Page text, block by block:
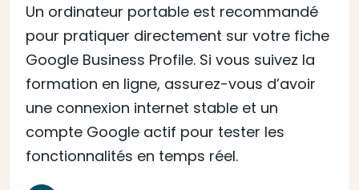
Un ordinateur portable est recommandé
pour pratiquer directement sur votre fiche
Google Business Profile. Si vous suivez la
formation en ligne, assurez-vous d’avoir
une connexion internet stable et un
compte Google actif pour tester les
fonctionnalités en temps réel.